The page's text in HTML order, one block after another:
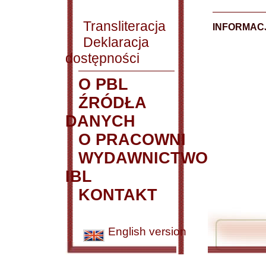
Transliteracja
Deklaracja
dostępności
O PBL
ŹRÓDŁA
DANYCH
O PRACOWNI
WYDAWNICTWO
IBL
KONTAKT
English version